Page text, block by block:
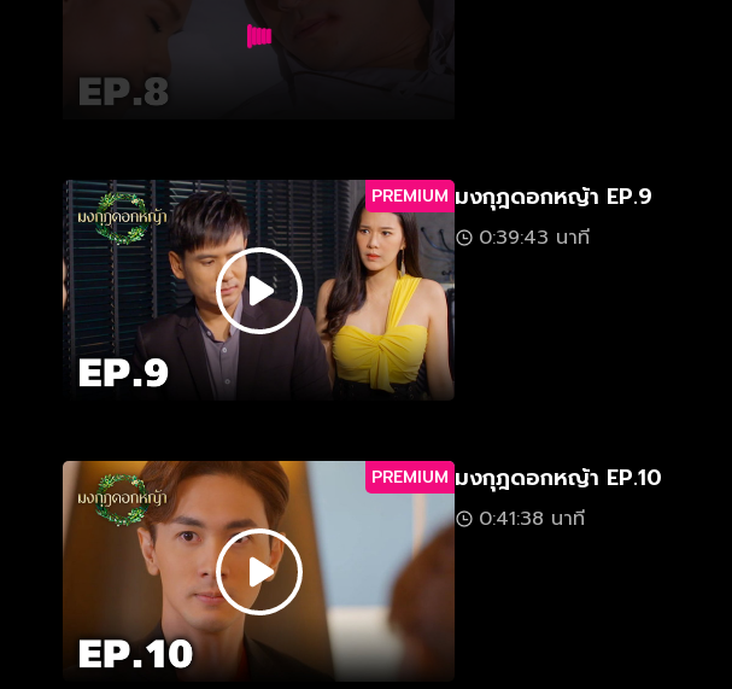
PREMIUM มงกุฎดอกหญ้า EP.9
0:39:43 นาที
PREMIUM มงกุฎดอกหญ้า EP.10
0:41:38 นาที